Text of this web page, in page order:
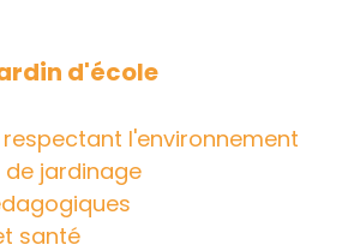
de la maladie ou du
apprentissages, cela ne
pas l’exposé du
que tel.
doit être adaptée par
respect de l’individu en
d'école
l'environnement
de jardinage
santé